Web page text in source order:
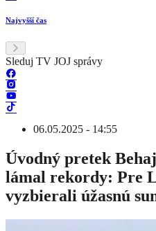
Najvyšší čas
Sleduj TV JOJ správy
06.05.2025 - 14:55
Úvodný pretek
lámal rekordy: Pre
vyzbierali úžasnú